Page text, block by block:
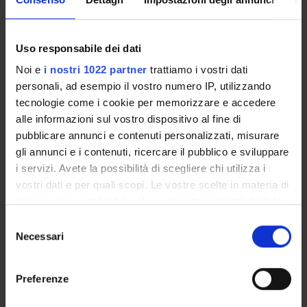
Uso responsabile dei dati
Noi e i nostri 1022 partner trattiamo i vostri dati
personali, ad esempio il vostro numero IP, utilizzando
tecnologie come i cookie per memorizzare e accedere
alle informazioni sul vostro dispositivo al fine di
pubblicare annunci e contenuti personalizzati, misurare
gli annunci e i contenuti, ricercare il pubblico e sviluppare
i servizi. Avete la possibilità di scegliere chi utilizza i
vostri dati e per quali scopi. Le vostre scelte in materia di
modificare o revocare il proprio consenso in qualsiasi
momento dalla Dichiarazione sui cookie o facendo clic
delNecessari
Preferenze
RESEARCH CENTRES
LIBRARIES
SPIN OFF AND COMPANIES
Contacts
People